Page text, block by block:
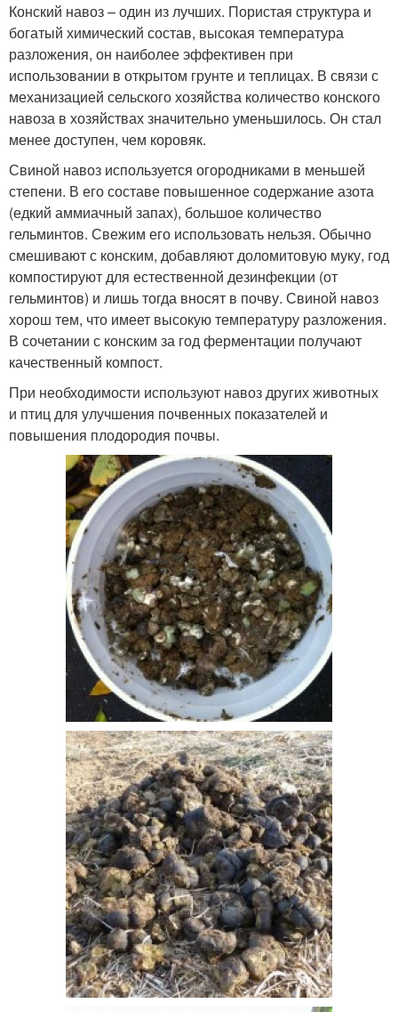
Конский навоз – один из лучших. Пористая структура и
богатый химический состав, высокая температура
разложения, он наиболее эффективен при
использовании в открытом грунте и теплицах. В связи с
механизацией сельского хозяйства количество конского
навоза в хозяйствах значительно уменьшилось. Он стал
менее доступен, чем коровяк.
Свиной навоз используется огородниками в меньшей
степени. В его составе повышенное содержание азота
(едкий аммиачный запах), большое количество
гельминтов. Свежим его использовать нельзя. Обычно
смешивают с конским, добавляют доломитовую муку, год
компостируют для естественной дезинфекции (от
гельминтов) и лишь тогда вносят в почву. Свиной навоз
хорош тем, что имеет высокую температуру разложения.
В сочетании с конским за год ферментации получают
качественный компост.
При необходимости используют навоз других животных
и птиц для улучшения почвенных показателей и
повышения плодородия почвы.